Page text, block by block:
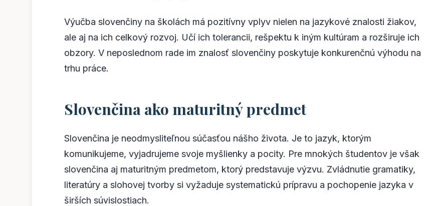
Výučba slovenčiny na školách má pozitívny vplyv nielen na jazykové znalosti žiakov,
ale aj na ich celkový rozvoj. Učí ich tolerancii, rešpektu k iným kultúram a rozširuje ich
obzory. V neposlednom rade im znalosť slovenčiny poskytuje konkurenčnú výhodu na
trhu práce.
Slovenčina ako maturitný predmet
Slovenčina je neodmysliteľnou súčasťou nášho života. Je to jazyk, ktorým
komunikujeme, vyjadrujeme svoje myšlienky a pocity. Pre mnokých študentov je však
slovenčina aj maturitným predmetom, ktorý predstavuje výzvu. Zvládnutie gramatiky,
literatúry a slohovej tvorby si vyžaduje systematickú prípravu a pochopenie jazyka v
širších súvislostiach.